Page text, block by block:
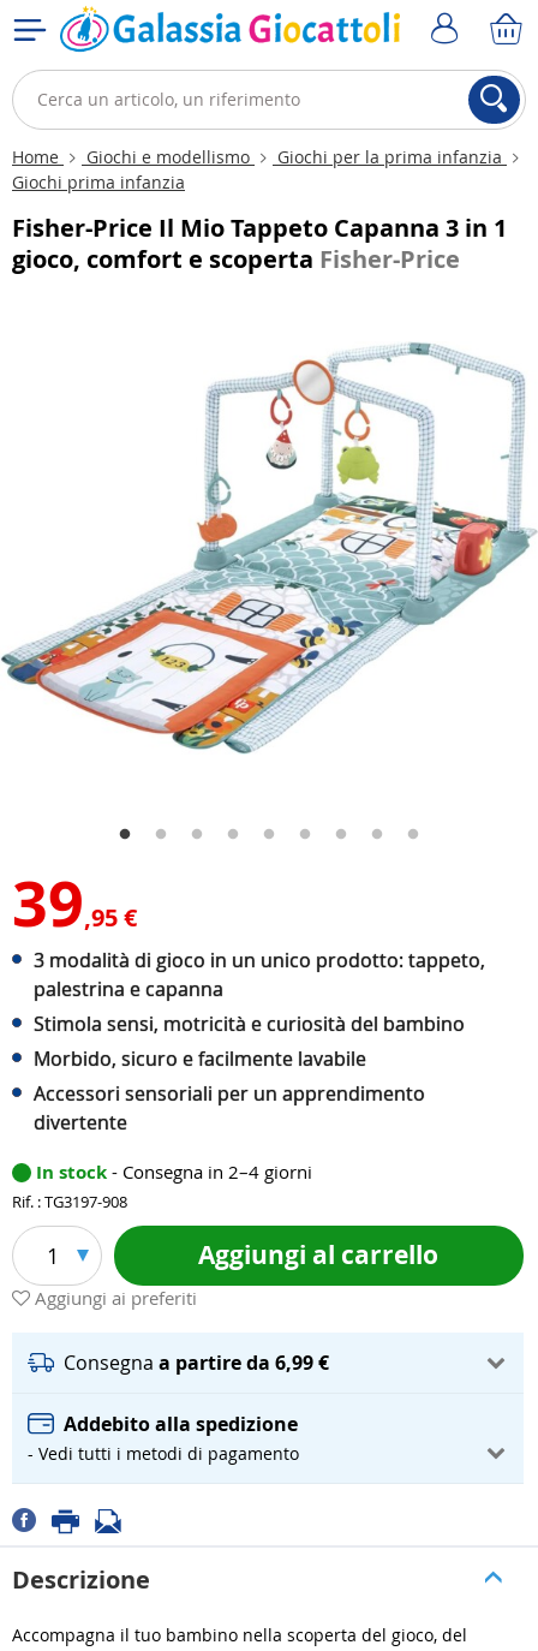
Home Giochi e modellismo
Giochi per la prima infanzia
Giochi prima infanzia
Fisher-Price Il Mio Tappeto Capanna 3 in 1
gioco, comfort e scoperta Fisher-Price
39,95 €
3 modalità di gioco in un unico prodotto: tappeto,
palestrina e capanna
Stimola sensi, motricità e curiosità del bambino
Morbido, sicuro e facilmente lavabile
Accessori sensoriali per un apprendimento
divertente
In stock - Consegna in 2–4 giorni
Rif. : TG3197-908
1 Aggiungi al carrello
Aggiungi ai preferiti
Consegna a partire da 6,99 €
Addebito alla spedizione
- Vedi tutti i metodi di pagamento
Descrizione
Accompagna il tuo bambino nella scoperta del gioco, del